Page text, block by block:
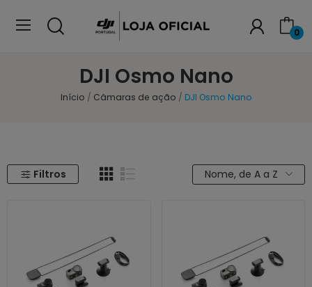
0
DJI Osmo Nano
Início Câmaras de ação DJI Osmo Nano
Filtros Nome, de A a Z